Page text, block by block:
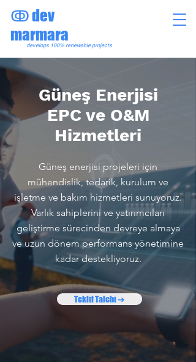
ↂdev
marmara
develops 100%renewableprojects
Güneş Enerjisi
EPC ve O&M
Hizmetleri
Güneş enerjisi projeleri için
mühendislik, tedarik, kurulum ve
işletme ve bakım hizmetleri sunuyoruz.
Varlık sahiplerini ve yatırımcıları
geliştirme sürecinden devreye almaya
ve uzun dönem performans yönetimine
kadar destekliyoruz.
Teklif Talebi ➔